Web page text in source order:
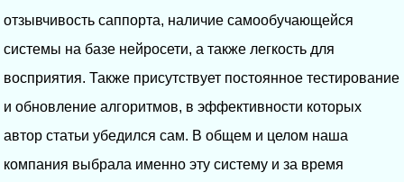
отзывчивость саппорта, наличие самообучающейся
системы на базе нейросети, а также легкость для
восприятия. Также присутствует постоянное тестирование
и обновление алгоритмов, в эффективности которых
автор статьи убедился сам. В общем и целом наша
компания выбрала именно эту систему и за время